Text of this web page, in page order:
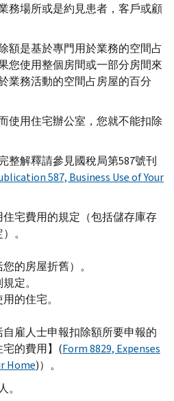
務場所或是約見患者，客戶或顧
額是基於專門用於業務的空間占
您使用整個房間或一部分房間來
業務活動的空間占房屋的百分
使用住宅辦公室，您就不能扣除
整解釋請參見國稅局第587號刊
587, Business Use of Your
宅費用的規定（包括儲存庫存
。
的房屋折舊）。
定。
的住宅。
雇人士申報扣除額所要申報的
宅的費用】(Form 8829, Expenses
Home)）。